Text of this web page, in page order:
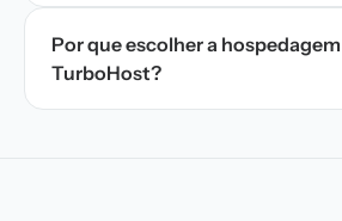
Por que escolher a
TurboHost?